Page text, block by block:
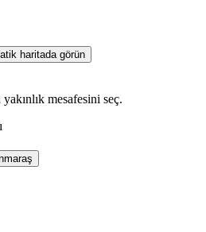
haritada görün
mesafesini seç.